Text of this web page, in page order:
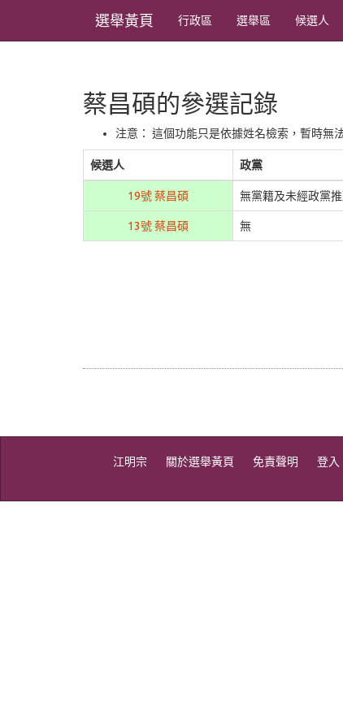
選舉黃頁 行政區 選舉區 候選人
蔡昌碩的參選記錄
注意： 這個功能只是依據姓名檢索，暫時無
候選人 政黨
19號 蔡昌碩 無黨籍及未經政黨
13號 蔡昌碩 無
江明宗 關於選舉黃頁 免責聲明 登入